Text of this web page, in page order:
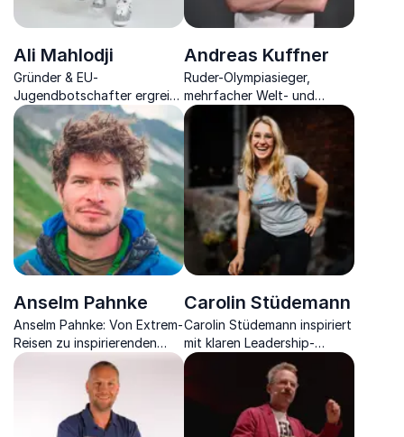
Ali Mahlodji
Gründer & EU-
Jugendbotschafter ergreift
mit seiner
Lebensgeschichte, die ein
Beispiel für Inklusion für
junge Menschen &
Unternehmen darstellt.
Andreas Kuffner
Ruder-Olympiasieger,
mehrfacher Welt- und
Europameister,
Wirtschaftsingenieur,
Teamentwickler und Experte
für Führung sowie
Changeprozesse.
Anselm Pahnke
Anselm Pahnke: Von Extrem-
Reisen zu inspirierenden
Keynotes über Resilienz und
Willenskraft.
Carolin Stüdemann
Carolin Stüdemann inspiriert
mit klaren Leadership-
Impulsen für Wandel, Kultur
und wirksame Veränderung
in Unternehmen.